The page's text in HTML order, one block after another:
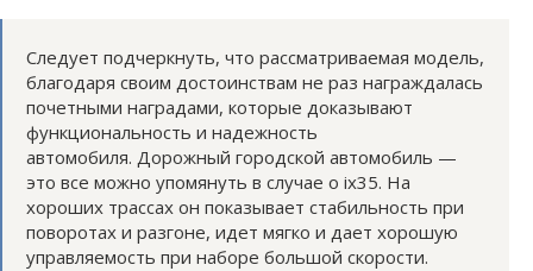
Следует подчеркнуть, что рассматриваемая модель,
благодаря своим достоинствам не раз награждалась
почетными наградами, которые доказывают
функциональность и надежность
автомобиля. Дорожный городской автомобиль —
это все можно упомянуть в случае о ix35. На
хороших трассах он показывает стабильность при
поворотах и разгоне, идет мягко и дает хорошую
управляемость при наборе большой скорости.